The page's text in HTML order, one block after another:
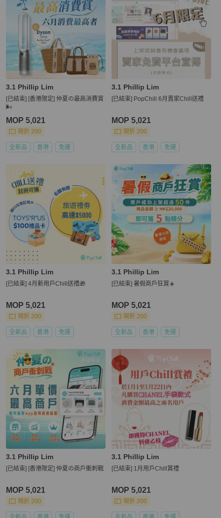
3.1 Phillip Lim
[已結束] [香港限定] 仲夏の最高消費賞
🌬️
MOP 5,021
現折 200
全新品 香港 免運
3.1 Phillip Lim
[已結束] PopChill 6月賣家Chill送禮
MOP 5,021
現折 200
全新品 香港 免運
3.1 Phillip Lim
[已結束] 4月新用戶Chill送禮🎁
MOP 5,021
現折 200
全新品 香港 免運
3.1 Phillip Lim
[已結束] 暑假商戶狂賞☀️
MOP 5,021
現折 200
全新品 香港 免運
3.1 Phillip Lim
[已結束] [香港限定] 仲夏の商戶衝刺戰
MOP 5,021
現折 200
3.1 Phillip Lim
[已結束] 1月用戶Chill賞禮
MOP 5,021
現折 200